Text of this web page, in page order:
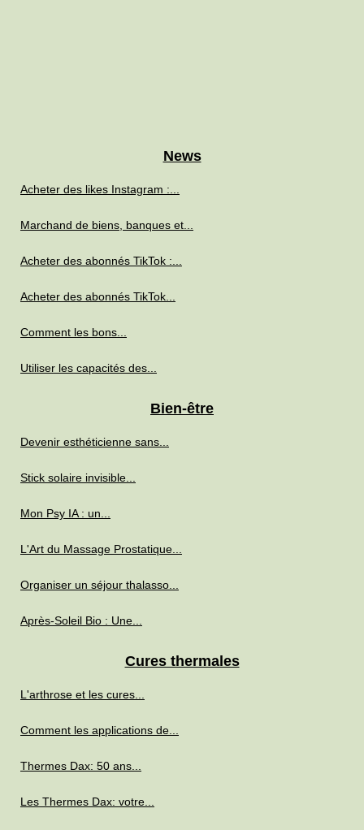
News
Acheter des likes Instagram :...
Marchand de biens, banques et...
Acheter des abonnés TikTok :...
Acheter des abonnés TikTok...
Comment les bons...
Utiliser les capacités des...
Bien-être
Devenir esthéticienne sans...
Stick solaire invisible...
Mon Psy IA : un...
L'Art du Massage Prostatique...
Organiser un séjour thalasso...
Après-Soleil Bio : Une...
Cures thermales
L'arthrose et les cures...
Comment les applications de...
Thermes Dax: 50 ans...
Les Thermes Dax: votre...